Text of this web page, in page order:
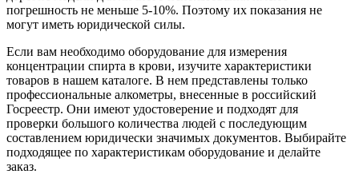
погрешность не меньше 5-10%. Поэтому их показания не
могут иметь юридической силы.
Если вам необходимо оборудование для измерения
концентрации спирта в крови, изучите характеристики
товаров в нашем каталоге. В нем представлены только
профессиональные алкометры, внесенные в российский
Госреестр. Они имеют удостоверение и подходят для
проверки большого количества людей с последующим
составлением юридически значимых документов. Выбирайте
подходящее по характеристикам оборудование и делайте
заказ.